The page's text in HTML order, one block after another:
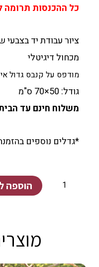
כל ההכנסות תרומה
ציור עבודת יד בצבעי
מכחול דיגיטלי
מודפס על קנבס גדול
גודל: 50×70 ס"מ
משלוח חינם עד
*גדלים נוספים
כמות
הוספה